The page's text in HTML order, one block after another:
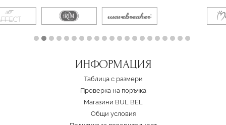
ИНФОРМАЦИЯ
Таблица с размери
Проверка на поръчка
Магазини BUL BEL
Oбщи условия